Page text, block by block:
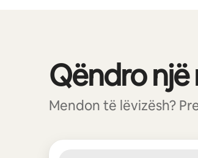
Qëndro një
Mendon të lëvizësh?
Po shfaqim 0 nga 0 artikuj